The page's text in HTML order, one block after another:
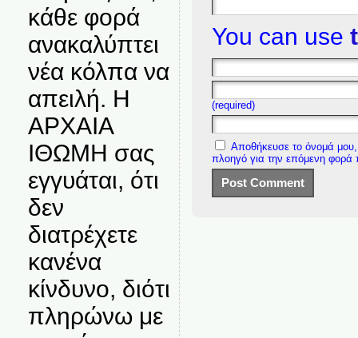
κάθε φορά
ανακαλύπτει
νέα κόλπα να
απειλή. Η
ΑΡΧΑΙΑ
ΙΘΩΜΗ σας
εγγυάται, ότι
δεν
διατρέχετε
κανένα
κίνδυνο, διότι
πληρώνω με
You can use
(required)
Αποθήκευσε το όνομά μου,
πλοηγό για την επόμενη